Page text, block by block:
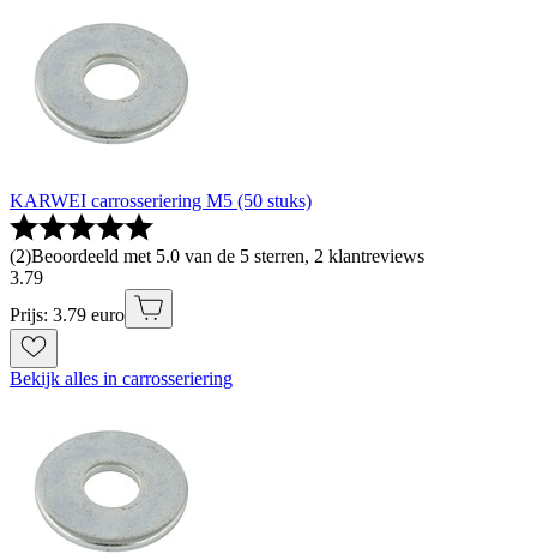
KARWEI carrosseriering M5 (50 stuks)
(2)Beoordeeld met 5.0 van de 5 sterren, 2 klantreviews
3.79
Prijs: 3.79 euro
Bekijk alles in carrosseriering